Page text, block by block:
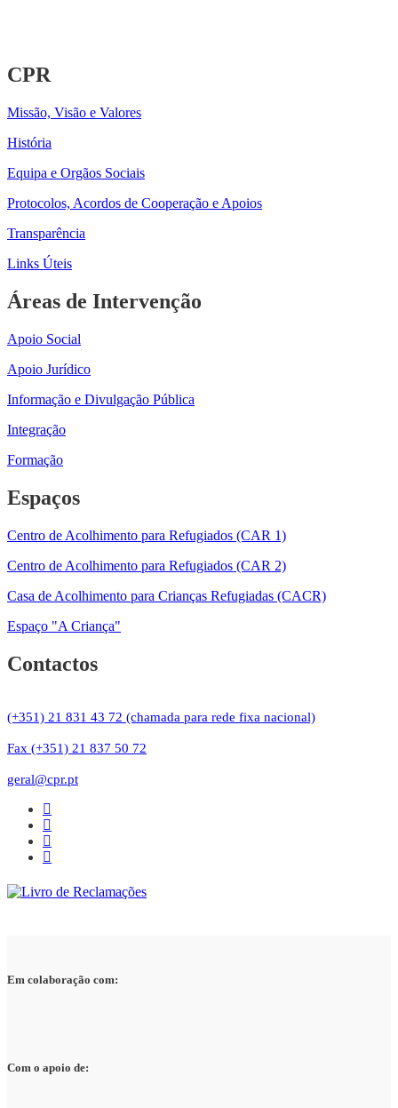
CPR
Missão, Visão e Valores
História
Equipa e Orgãos Sociais
Protocolos, Acordos de Cooperação e Apoios
Transparência
Links Úteis
Áreas de Intervenção
Apoio Social
Apoio Jurídico
Informação e Divulgação Pública
Integração
Formação
Espaços
Centro de Acolhimento para Refugiados (CAR 1)
Centro de Acolhimento para Refugiados (CAR 2)
Casa de Acolhimento para Crianças Refugiadas (CACR)
Espaço "A Criança"
Contactos
(+351) 21 831 43 72 (chamada para rede fixa nacional)
Fax (+351) 21 837 50 72
geral@cpr.pt
Em colaboração com:
Com o apoio de: